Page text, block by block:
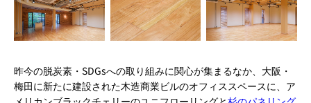
昨今の脱炭素・SDGsへの取り組みに関心が集まるなか、大阪・
梅田に新たに建設された木造商業ビルのオフィススペースに、ア